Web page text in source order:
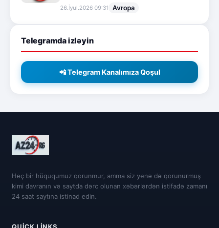
26.İyul.2026 09:31 Avropa
Telegramda izləyin
📲 Telegram Kanalımıza Qoşul
Heç bir hüququmuz qorunmur, amma siz yenə də qorunurmuş
kimi davranın və saytda dərc olunan xəbərlərdən istifadə zamanı
24 saat saytına istinad edin.